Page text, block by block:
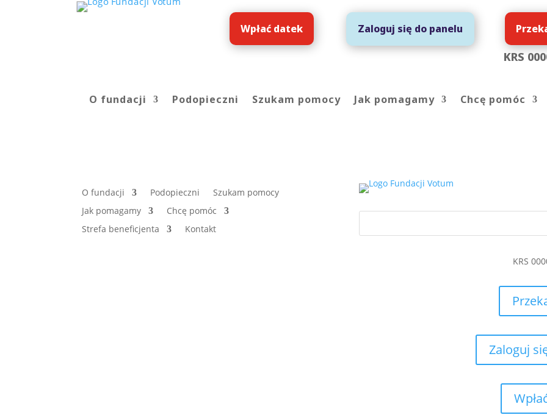
Wpłać datek Zaloguj się do panelu
KRS
O fundacji Podopieczni Szukam pomocy Jak pomagamy Chcę pomóc
O fundacji Podopieczni
Szukam pomocy
Jak pomagamy
Chcę pomóc
Strefa beneficjenta
Kontakt
KRS
Zaloguj